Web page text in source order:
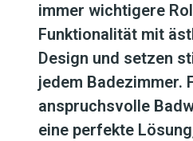
immer wichtigere
Funktionalität mit
Design und setzen
jedem Badezimmer.
anspruchsvolle
eine perfekte